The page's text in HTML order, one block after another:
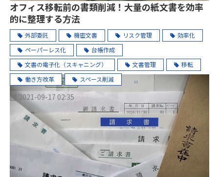
オフィス移転前の書類削減！大量の紙文書を効率
的に整理する方法
外部委託 機密文書 リスク管理
効率化
ペーパーレス化
台帳作成
文書の電子化（スキャニング）
文書管理
移転
働き方改革
スペース削減
2021-09-17 02:35